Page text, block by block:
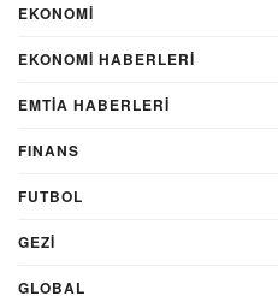
EKONOMİ
EKONOMI HABERLERI
EMTIA HABERLERI
FINANS
FUTBOL
GEZI
GLOBAL